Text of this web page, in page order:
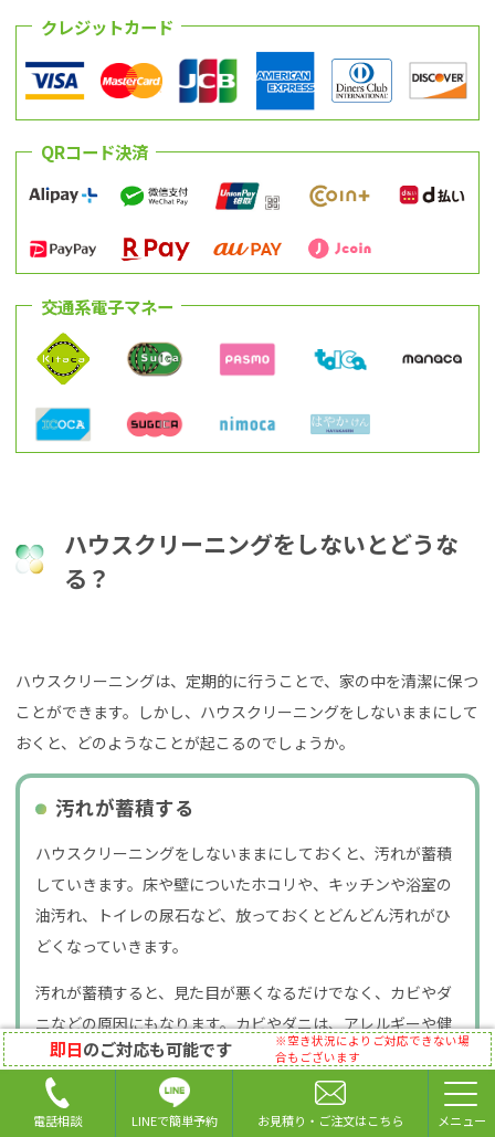
クレジットカード
QRコード決済
交通系電子マネー
ハウスクリーニングをしないとどうな
る？
ハウスクリーニングは、定期的に行うことで、家の中を清潔に保つ
ことができます。しかし、ハウスクリーニングをしないままにして
おくと、どのようなことが起こるのでしょうか。
汚れが蓄積する
ハウスクリーニングをしないままにしておくと、汚れが蓄積
していきます。床や壁についたホコリや、キッチンや浴室の
油汚れ、トイレの尿石など、放っておくとどんどん汚れがひ
どくなっていきます。
汚れが蓄積すると、見た目が悪くなるだけでなく、カビやダ
ニなどの原因にもなります。カビやダニは、アレルギーや健
康被害を引き起こす可能性があるため、注意が必要です。
即日のご対応も可能です
※空き状況によりご対応できない場
合もございます
電話相談 LINEで簡単予約 お見積り・ご注文はこちら